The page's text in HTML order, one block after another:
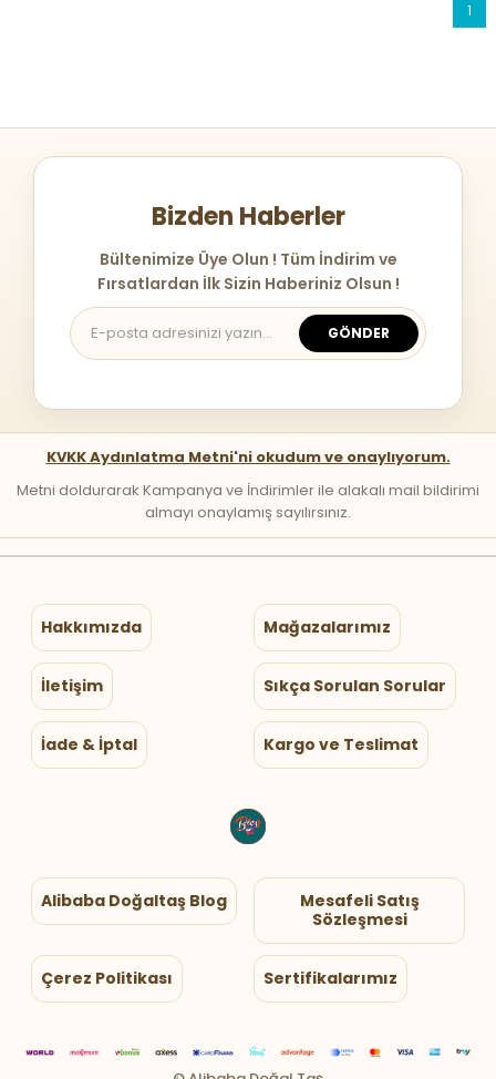
1
Bizden Haberler
Bültenimize Üye Olun ! Tüm İndirim ve
Fırsatlardan İlk Sizin Haberiniz Olsun !
GÖNDER
KVKK Aydınlatma Metni'ni okudum ve onaylıyorum.
Metni doldurarak Kampanya ve İndirimler ile alakalı mail bildirimi
almayı onaylamış sayılırsınız.
Hakkımızda Mağazalarımız
İletişim Sıkça Sorulan Sorular
İade & İptal Kargo ve Teslimat
Alibaba Doğaltaş Blog
Mesafeli Satış
Sözleşmesi
Çerez Politikası Sertifikalarımız